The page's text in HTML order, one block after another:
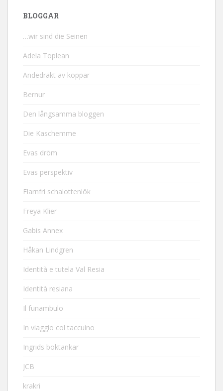
BLOGGAR
…wir sind die Seinen
Adela Toplean
Andedräkt av koppar
Bernur
Den långsamma bloggen
Die Kaschemme
Evas dröm
Evas perspektiv
Flarnfri schalottenlök
Freya Klier
Gabis Annex
Håkan Lindgren
Identità e tutela Val Resia
Identità resiana
Il funambulo
In viaggio col taccuino
Ingrids boktankar
JCB
krakri